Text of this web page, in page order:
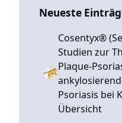
Cosentyx
®
aber auch
juckende
Armbeugen und
kleinen Finger -
meine früheren
Beiträge:
begünstigt durch
Neueste
Cosentyx®
Studien zur
Plaque-
Psoriasis bei
Übersicht